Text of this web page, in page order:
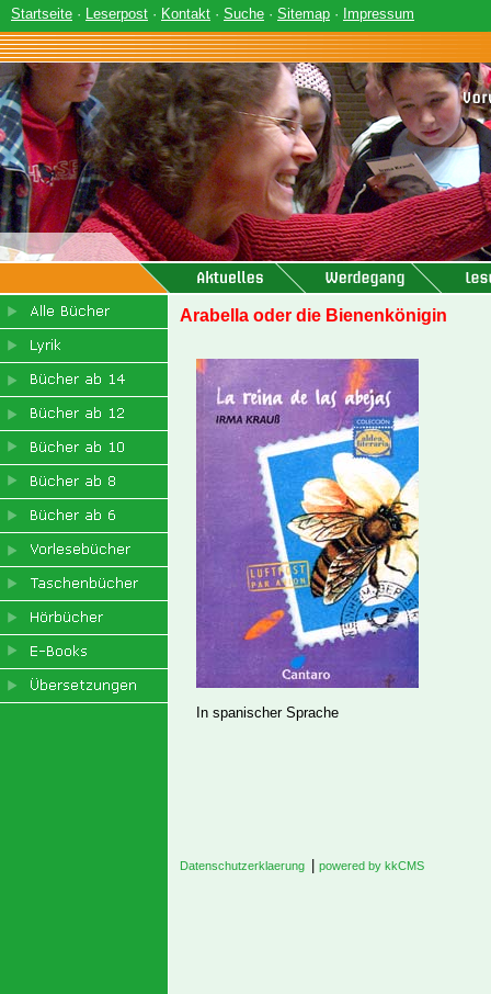
Startseite · Leserpost · Kontakt · Suche · Sitemap · Impressum
Arabella oder die Bienenkönigin
In spanischer Sprache
Datenschutzerklaerung powered by kkCMS